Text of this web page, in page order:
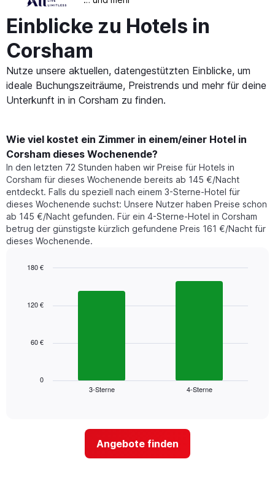
Einblicke zu Hotels in
Corsham
Nutze unsere aktuellen, datengestützten Einblicke, um
ideale Buchungszeiträume, Preistrends und mehr für deine
Unterkunft in in Corsham zu finden.
Wie viel kostet ein Zimmer in einem/einer Hotel in
Corsham dieses Wochenende?
In den letzten 72 Stunden haben wir Preise für Hotels in
Corsham für dieses Wochenende bereits ab 145 €/Nacht
entdeckt. Falls du speziell nach einem 3-Sterne-Hotel für
dieses Wochenende suchst: Unsere Nutzer haben Preise schon
ab 145 €/Nacht gefunden. Für ein 4-Sterne-Hotel in Corsham
betrug der günstigste kürzlich gefundene Preis 161 €/Nacht für
dieses Wochenende.
with
Das
zeigt
3-Sterne 4-Sterne
0
60 €
120 €
180 €
Angebote finden